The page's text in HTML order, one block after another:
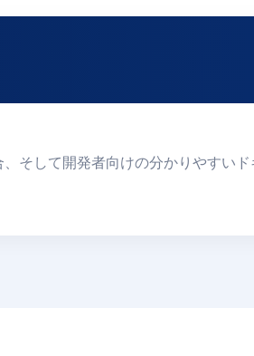
そして開発者向けの分かりやすいド